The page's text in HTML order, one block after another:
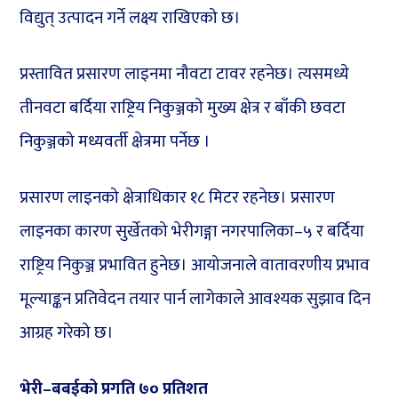
विद्युत् उत्पादन गर्ने लक्ष्य राखिएको छ।
प्रस्तावित प्रसारण लाइनमा नौवटा टावर रहनेछ। त्यसमध्ये
तीनवटा बर्दिया राष्ट्रिय निकुञ्जको मुख्य क्षेत्र र बाँकी छवटा
निकुञ्जको मध्यवर्ती क्षेत्रमा पर्नेछ ।
प्रसारण लाइनको क्षेत्राधिकार १८ मिटर रहनेछ। प्रसारण
लाइनका कारण सुर्खेतको भेरीगङ्गा नगरपालिका–५ र बर्दिया
राष्ट्रिय निकुञ्ज प्रभावित हुनेछ। आयोजनाले वातावरणीय प्रभाव
मूल्याङ्कन प्रतिवेदन तयार पार्न लागेकाले आवश्यक सुझाव दिन
आग्रह गरेको छ।
भेरी–बबईको प्रगति ७० प्रतिशत